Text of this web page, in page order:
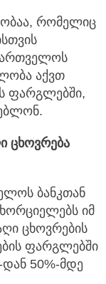
რომელიც
აქვთ
ფარგლებში,
ცხოვრება
ბანკთან
იმ
ცხოვრების
ფარგლებში
დან 50%-მდე